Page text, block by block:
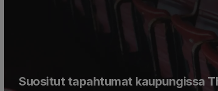
Suositut tapahtumat kaupungissa